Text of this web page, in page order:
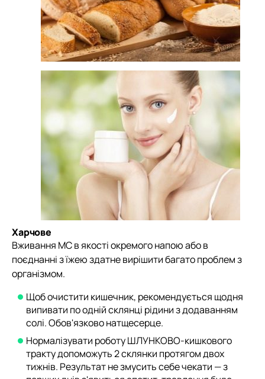
Харчове
Вживання МС в якості окремого напою або в
поєднанні з їжею здатне вирішити багато проблем з
організмом.
Щоб очистити кишечник, рекомендується щодня
випивати по одній склянці рідини з додаванням
солі. Обов'язково натщесерце.
Нормалізувати роботу ШЛУНКОВО-кишкового
тракту допоможуть 2 склянки протягом двох
тижнів. Результат не змусить себе чекати — з